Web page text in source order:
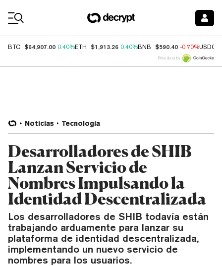
BTC $64,907.00 0.40%ETH $1,913.26 0.40%BNB $590.40 -0.70%USDC
Price data by
Noticias Tecnología
Desarrolladores de SHIB
Lanzan Servicio de
Nombres Impulsando la
Identidad Descentralizada
Los desarrolladores de SHIB todavía están
trabajando arduamente para lanzar su
plataforma de identidad descentralizada,
implementando un nuevo servicio de
nombres para los usuarios.